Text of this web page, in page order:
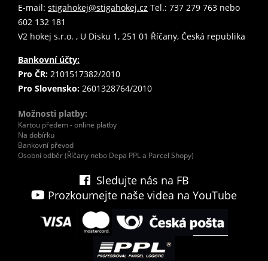
E-mail: stigahokej@stigahokej.cz Tel.: 737 279 763 nebo
602 132 181
V2 hokej s.r.o. , U Disku 1, 251 01 Říčany, Česká republika
Bankovní účty:
Pro ČR: 2101517382/2010
Pro Slovensko: 2601328764/2010
Možnosti platby:
Kartou předem - online platby
Na dobírku
Bankovní převod
Osobní odběr (Říčany nebo Depa PPL a Parcel Shopy)
Sledujte nás na FB
Prozkoumejte naše videa na YouTube